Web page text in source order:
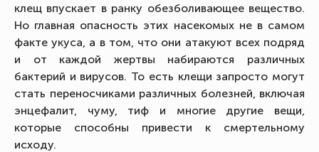
клещ впускает в ранку обезболивающее вещество.
Но главная опасность этих насекомых не в самом
факте укуса, а в том, что они атакуют всех подряд
и от каждой жертвы набираются различных
бактерий и вирусов. То есть клещи запросто могут
стать переносчиками различных болезней, включая
энцефалит, чуму, тиф и многие другие вещи,
которые способны привести к смертельному
исходу.